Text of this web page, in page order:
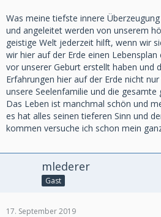
Was meine tiefste innere
und angeleitet werden von unserem
geistige Welt jederzeit hilft, wenn wir
wir hier auf der Erde einen
vor unserer Geburt erstellt haben und
Erfahrungen hier auf der Erde nicht
unsere Seelenfamilie und die
Das Leben ist manchmal schön und
es hat alles seinen tieferen Sinn und
kommen versuche ich schon mein
mlederer
Gast
17. September 2019